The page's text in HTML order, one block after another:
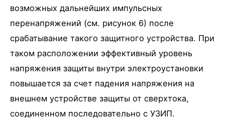
возможных дальнейших импульсных
перенапряжений (см. рисунок 6) после
срабатывание такого защитного устройства. При
таком расположении эффективный уровень
напряжения защиты внутри электроустановки
повышается за счет падения напряжения на
внешнем устройстве защиты от сверхтока,
соединенном последовательно с УЗИП.